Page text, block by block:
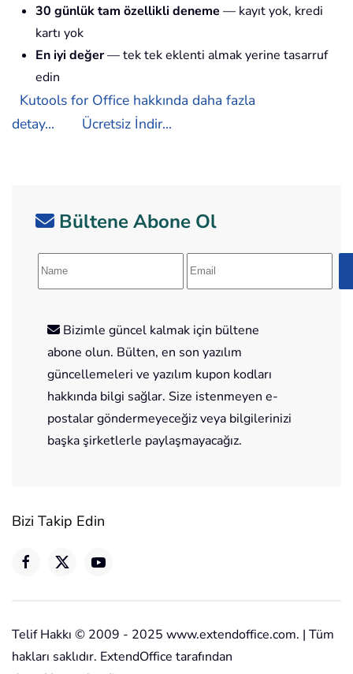
30 günlük tam özellikli deneme — kayıt yok, kredi
kartı yok
En iyi değer— tek tek eklenti almak yerine tasarruf
edin
Kutools for Office hakkında daha fazla
detay...
Ücretsiz İndir...
Bültene Abone Ol
Bizimle güncel kalmak için bültene
abone olun. Bülten, en son yazılım
güncellemeleri ve yazılım kupon kodları
hakkında bilgi sağlar. Size istenmeyen e-
postalar göndermeyeceğiz veya bilgilerinizi
başka şirketlerle paylaşmayacağız.
Bizi Takip Edin
Telif Hakkı © 2009 - 2025 www.extendoffice.com. | Tüm
hakları saklıdır. ExtendOffice tarafından